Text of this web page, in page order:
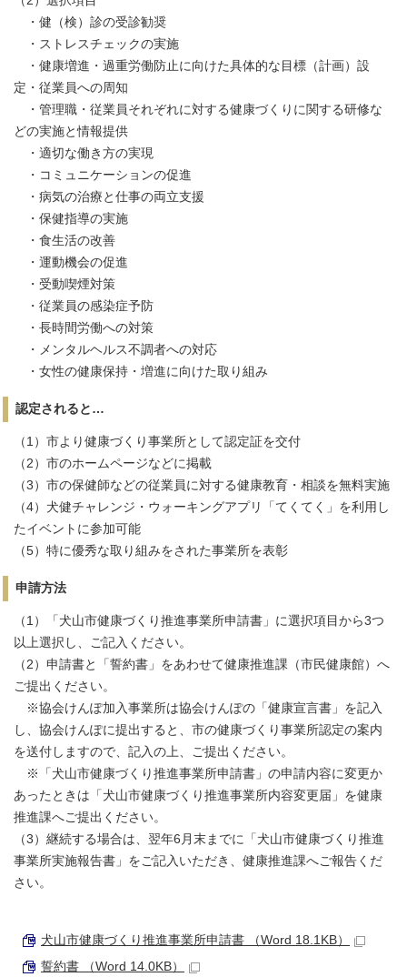
・健（検）診の受診勧奨
・ストレスチェックの実施
・健康増進・過重労働防止に向けた具体的な目標（計画）設
定・従業員への周知
・管理職・従業員それぞれに対する健康づくりに関する研修な
どの実施と情報提供
・適切な働き方の実現
・コミュニケーションの促進
・病気の治療と仕事の両立支援
・保健指導の実施
・食生活の改善
・運動機会の促進
・受動喫煙対策
・従業員の感染症予防
・長時間労働への対策
・メンタルヘルス不調者への対応
・女性の健康保持・増進に向けた取り組み
認定されると…
（1）市より健康づくり事業所として認定証を交付
（2）市のホームページなどに掲載
（3）市の保健師などの従業員に対する健康教育・相談を無料実施
（4）犬健チャレンジ・ウォーキングアプリ「てくてく」を利用し
たイベントに参加可能
（5）特に優秀な取り組みをされた事業所を表彰
申請方法
（1）「犬山市健康づくり推進事業所申請書」に選択項目から3つ
以上選択し、ご記入ください。
（2）申請書と「誓約書」をあわせて健康推進課（市民健康館）へ
ご提出ください。
※協会けんぽ加入事業所は協会けんぽの「健康宣言書」を記入
し、協会けんぽに提出すると、市の健康づくり事業所認定の案内
を送付しますので、記入の上、ご提出ください。
※「犬山市健康づくり推進事業所申請書」の申請内容に変更か
あったときは「犬山市健康づくり推進事業所内容変更届」を健康
推進課へご提出ください。
（3）継続する場合は、翌年6月末までに「犬山市健康づくり推進
事業所実施報告書」をご記入いただき、健康推進課へご報告くだ
さい。
犬山市健康づくり推進事業所申請書 （Word 18.1KB）
誓約書 （Word 14.0KB）